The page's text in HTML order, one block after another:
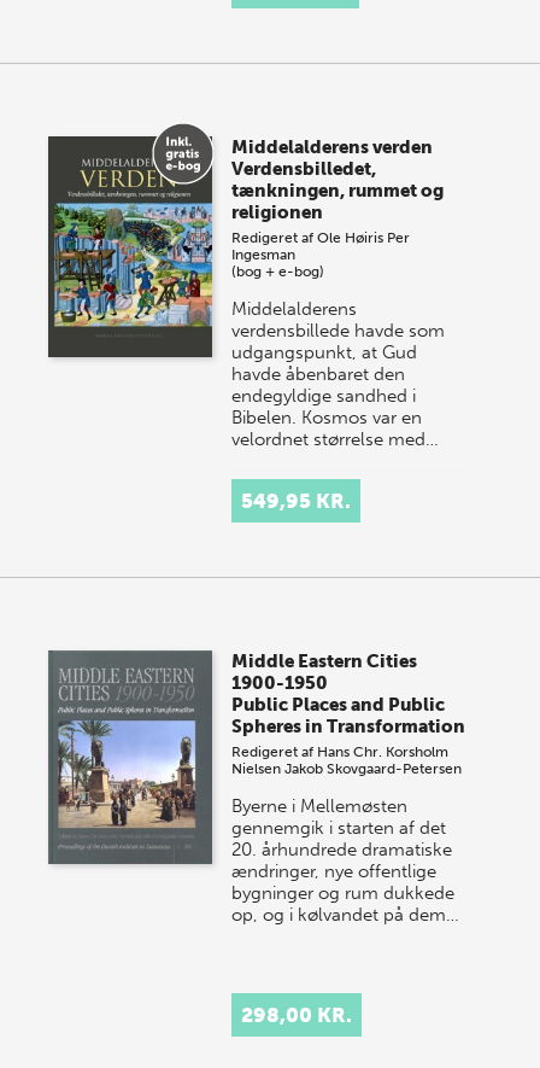
Middelalderens verden
Verdensbilledet,
tænkningen, rummet og
religionen
Redigeret afOle Høiris Per
Ingesman
(bog + e-bog)
Middelalderens
verdensbillede havde som
udgangspunkt, at Gud
havde åbenbaret den
endegyldige sandhed i
Bibelen. Kosmos var en
velordnet størrelse med…
549,95 KR.
Middle Eastern Cities
1900-1950
Public Places and Public
Spheres in Transformation
Redigeret af Hans Chr. Korsholm
Nielsen Jakob Skovgaard-Petersen
Byerne i Mellemøsten
gennemgik i starten af det
20. århundrede dramatiske
ændringer, nye offentlige
bygninger og rum dukkede
op, og i kølvandet på dem…
298,00 KR.